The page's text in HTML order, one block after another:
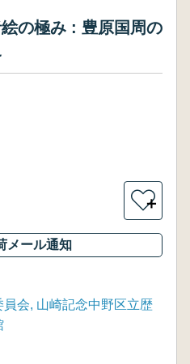
の極み : 豊原国周の
＋
メール通知
会, 山崎記念中野区立歴